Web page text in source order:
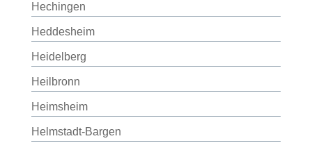
Hechingen
Heddesheim
Heidelberg
Heilbronn
Heimsheim
Helmstadt-Bargen